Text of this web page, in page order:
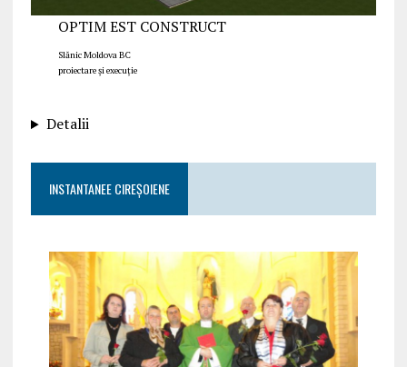
OPTIM EST CONSTRUCT
Slănic Moldova BC
proiectare și execuție
Detalii
INSTANTANEE CIREȘOIENE